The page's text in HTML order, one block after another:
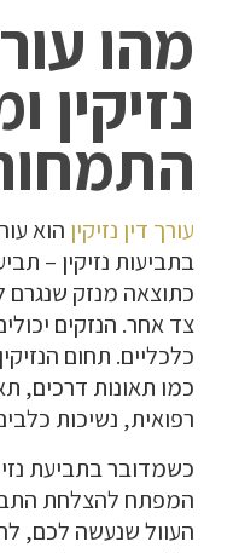
מהו
נזיקין
עורך דין נזיקין הוא
בתביעות נזיקין –
כתוצאה מנזק
צד אחר. הנזקים
כלכליים. תחום
כמו תאונות דרכים,
רפואית, נשיכות
כשמדובר בתביעת
המפתח להצלחת
העוול שנעשה לכם,